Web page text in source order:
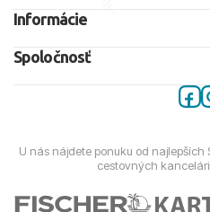
Informácie
Spoločnosť
U nás nájdete ponuku od
cestovných